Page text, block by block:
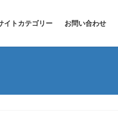
イトカテゴリー お問い合わせ